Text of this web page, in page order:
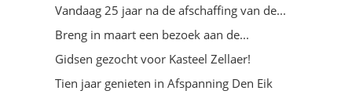
Vandaag 25 jaar na de afschaffing van de...
Breng in maart een bezoek aan de...
Gidsen gezocht voor Kasteel Zellaer!
Tien jaar genieten in Afspanning Den Eik